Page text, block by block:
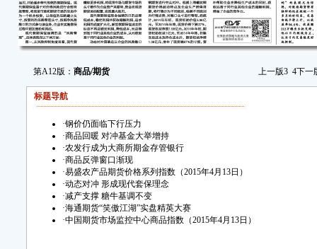
第A12版： 商品/期货 上一版3 4下一
标题导航
·钢价仍面临下行压力
·商品回暖 对冲基金大举增持
·农发行成为大商所期金存管银行
·商品反弹窗口渐现
·易盛农产品期货价格系列指数（2015年4月13日）
·动态对冲 形成现代套保理念
·减产支撑 糖牛基调不变
·海通期货“笑傲江湖”实盘精英大赛
·中国期货市场监控中心商品指数（2015年4月13日）
体系
成本
健。
货